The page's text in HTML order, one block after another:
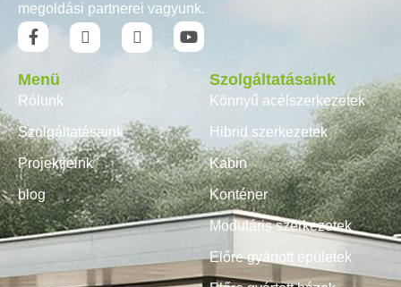
megoldási partnerei vagyunk.
Menü
Rólunk
Szolgáltatásaink
Projektjeink
blog
Szolgáltatásaink
Könnyű acélszerkezetek
Hibrid szerkezetek
Kabin
Konténer
Moduláris szerkezetek
Előre gyártott épületek